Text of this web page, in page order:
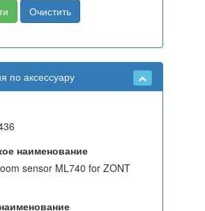
Очистить
по аксессуару
наименование
sensor ML740 for ZONT